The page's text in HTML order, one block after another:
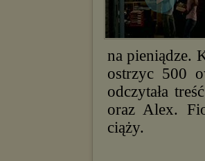
na pieniądze.
ostrzyc 500
odczytała
oraz Alex.
ciąży.